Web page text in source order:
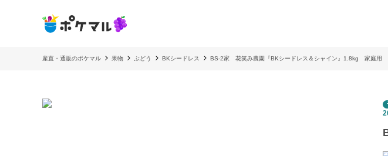
産直・通販のポケマル 果物 ぶどう BKシードレス BS-2家 花笑み農園『BKシードレス＆シャイン』1.8kg 家庭用